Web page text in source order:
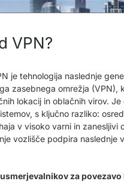
VPN?
je tehnologija naslednje
zasebnega omrežja (VPN),
lokacij in oblačnih virov. Je
s ključno razliko:
v visoko varni in zanesljivi
vozlišče podpira naslednje
usmerjevalnikov za